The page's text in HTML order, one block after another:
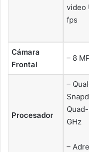
video
fps
Cámara
Frontal
– 8
Procesador
–
GHz
–